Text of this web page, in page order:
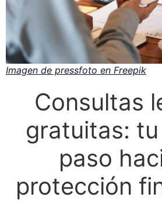
Imagen de pressfoto en Freepik
Consultas
gratuitas:
paso
protección